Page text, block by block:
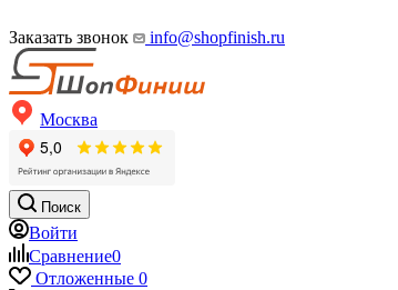
Заказать звонок info@shopfinish.ru
Москва
Поиск
Войти
Сравнение0
Отложенные 0